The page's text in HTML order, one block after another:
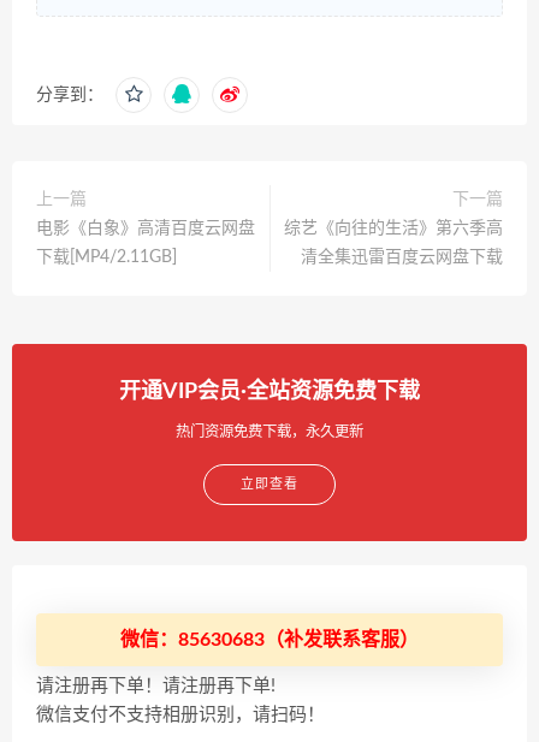
分享到：
上一篇
电影《白象》高清百度云网盘
下载[MP4/2.11GB]
下一篇
综艺《向往的生活》第六季高
清全集迅雷百度云网盘下载
开通VIP会员·全站资源免费下载
热门资源免费下载，永久更新
立即查看
微信：85630683（补发联系客服）
请注册再下单！请注册再下单!
微信支付不支持相册识别，请扫码！